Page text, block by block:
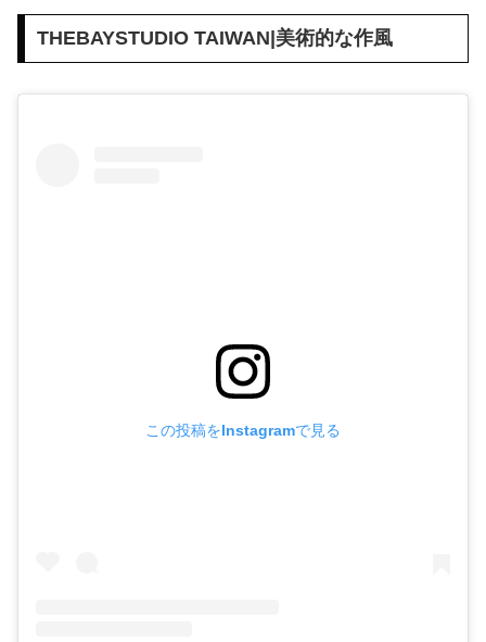
THEBAYSTUDIO TAIWAN|美術的な作風
この投稿をInstagramで見る